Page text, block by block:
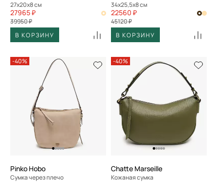
27x20x8 см
27965 ₽
39950 ₽
В КОРЗИНУ
34x25,5x8 см
22560 ₽
45120 ₽
В КОРЗИНУ
-40%
Pinko Hobo
Сумка через плечо
-40%
Chatte Marseille
Кожаная сумка